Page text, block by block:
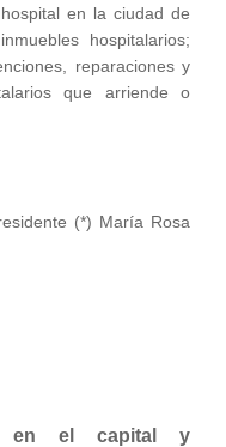
en la ciudad de
hospitalarios;
reparaciones y
que arriende o
(*) María Rosa
en el capital y